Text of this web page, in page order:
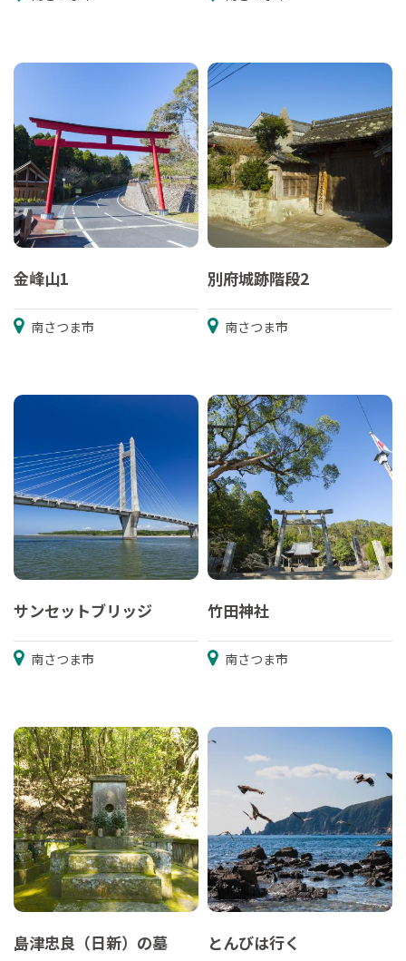
金峰山1
南さつま市
別府城跡階段2
南さつま市
サンセットブリッジ
南さつま市
竹田神社
南さつま市
島津忠良（日新）の墓 とんびは行く